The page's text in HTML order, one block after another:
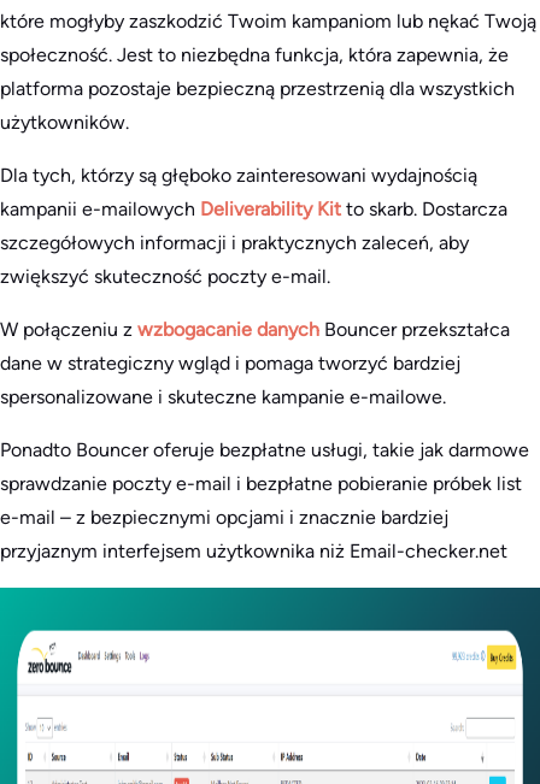
które mogłyby zaszkodzić Twoim kampaniom lub nękać Twoją
społeczność. Jest to niezbędna funkcja, która zapewnia, że
platforma pozostaje bezpieczną przestrzenią dla wszystkich
użytkowników.
Dla tych, którzy są głęboko zainteresowani wydajnością
kampanii e-mailowych Deliverability Kit to skarb. Dostarcza
szczegółowych informacji i praktycznych zaleceń, aby
zwiększyć skuteczność poczty e-mail.
W połączeniu z wzbogacanie danych Bouncer przekształca
dane w strategiczny wgląd i pomaga tworzyć bardziej
spersonalizowane i skuteczne kampanie e-mailowe.
Ponadto Bouncer oferuje bezpłatne usługi, takie jak darmowe
sprawdzanie poczty e-mail i bezpłatne pobieranie próbek list
e-mail – z bezpiecznymi opcjami i znacznie bardziej
przyjaznym interfejsem użytkownika niż Email-checker.net